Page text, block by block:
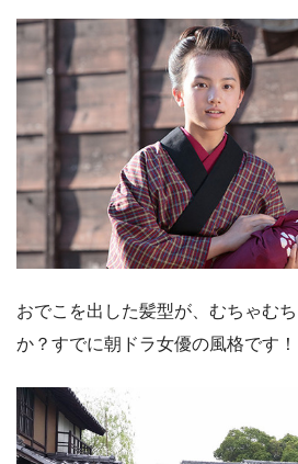
おでこを出した髪型が、むちゃむ
か？すでに朝ドラ女優の風格です！